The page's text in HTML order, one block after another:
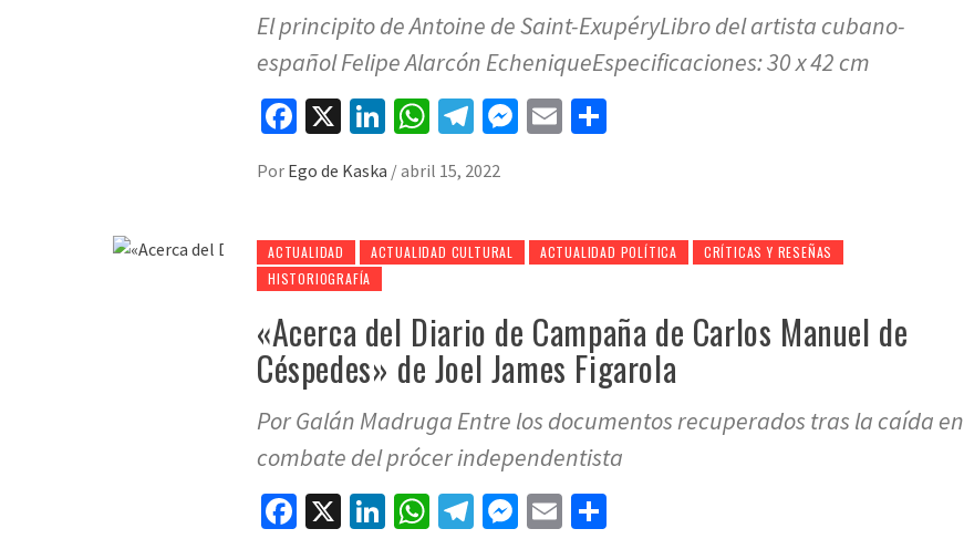
El principito de Antoine de Saint-ExupéryLibro del artista cubano-
español Felipe Alarcón EcheniqueEspecificaciones: 30 x 42 cm
Facebook
X LinkedIn
WhatsApp
Telegram
Messenger
Email
Por Ego de Kaska /abril 15, 2022
ACTUALIDAD ACTUALIDAD CULTURAL ACTUALIDAD POLÍTICA
CRÍTICAS Y RESEÑAS
HISTORIOGRAFÍA
«Acerca del Diario de Campaña de Carlos Manuel de
Céspedes» de Joel James Figarola
Por Galán Madruga Entre los documentos recuperados tras la caída en
combate del prócer independentista
Facebook
X LinkedIn
WhatsApp
Telegram
Messenger
Email